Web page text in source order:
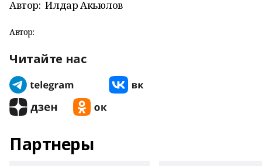
Автор: Илдар Акьюлов
Автор:
Читайте нас
Партнеры